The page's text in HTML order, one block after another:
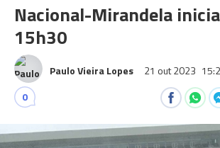
Nacional-Mirandela
15h30
Paulo Vieira Lopes 21 out 2023
0